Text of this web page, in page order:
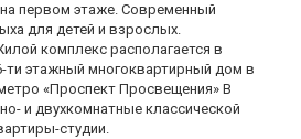
первом этаже. Современный
для детей и взрослых.
комплекс располагается в
ти этажный многоквартирный дом в
«Проспект Просвещения» В
и двухкомнатные классической
студии.